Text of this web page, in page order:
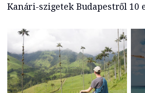
Kanári-szigetek Budapestről 10